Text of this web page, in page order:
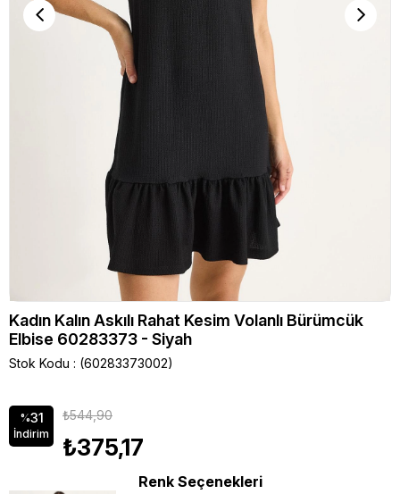
Kadın Kalın Askılı Rahat Kesim Volanlı Bürümcük
Elbise 60283373 - Siyah
Stok Kodu (60283373002)
%31
İndirim
₺544,90
₺375,17
Renk Seçenekleri